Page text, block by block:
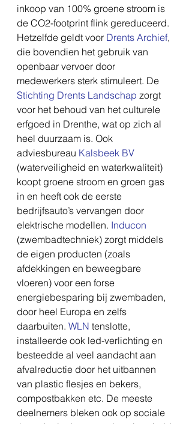
inkoop van 100% groene stroom is
de CO2-footprint flink gereduceerd.
Hetzelfde geldt voor Drents Archief,
die bovendien het gebruik van
openbaar vervoer door
medewerkers sterk stimuleert. De
Stichting Drents Landschap zorgt
voor het behoud van het culturele
erfgoed in Drenthe, wat op zich al
heel duurzaam is. Ook
adviesbureau Kalsbeek BV
(waterveiligheid en waterkwaliteit)
koopt groene stroom en groen gas
in en heeft ook de eerste
bedrijfsauto’s vervangen door
elektrische modellen. Inducon
(zwembadtechniek) zorgt middels
de eigen producten (zoals
afdekkingen en beweegbare
vloeren) voor een forse
energiebesparing bij zwembaden,
door heel Europa en zelfs
daarbuiten. WLN tenslotte,
installeerde ook led-verlichting en
besteedde al veel aandacht aan
afvalreductie door het uitbannen
van plastic flesjes en bekers,
compostbakken etc. De meeste
deelnemers bleken ook op sociale